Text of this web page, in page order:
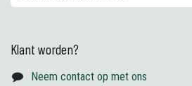
Klant worden?
Neem contact op met ons